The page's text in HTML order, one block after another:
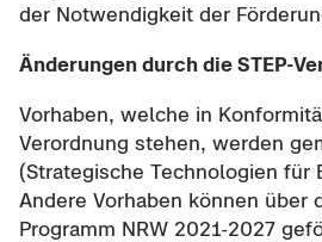
der Not­wen­dig­keit der
Än­de­run­gen durch die STEP-​
Vor­ha­ben, wel­che in
Verordnung ste­hen, wer­den
(Stra­te­gi­sche Tech­no­lo­gien für
An­de­re Vor­ha­ben kön­nen über
Programm NRW 2021-​2027